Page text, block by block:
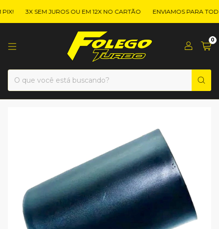
3X SEM JUROS OU EM 12X NO CARTÃO ENVIAMOS PARA
0